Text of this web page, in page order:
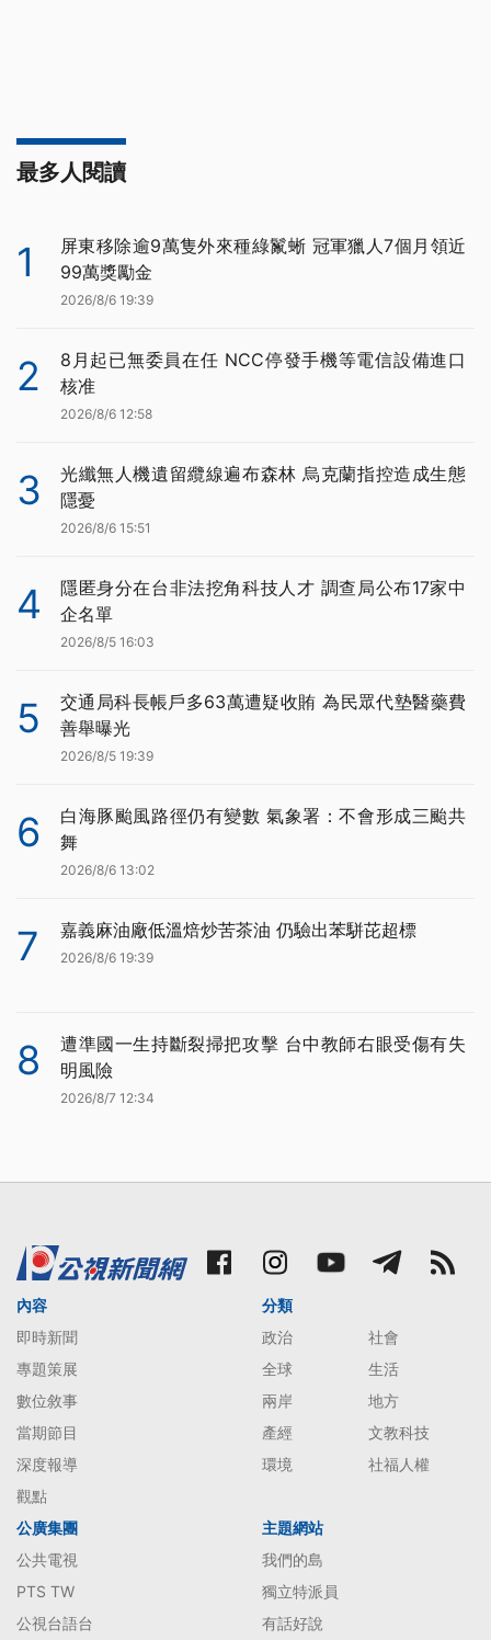
最多人閱讀
1
屏東移除逾9萬隻外來種綠鬣蜥 冠軍獵人7個月領近
99萬獎勵金
2026/8/6 19:39
2
8月起已無委員在任 NCC停發手機等電信設備進口
核准
2026/8/6 12:58
3
光纖無人機遺留纜線遍布森林 烏克蘭指控造成生態
隱憂
2026/8/6 15:51
4
隱匿身分在台非法挖角科技人才 調查局公布17家中
企名單
2026/8/5 16:03
5
交通局科長帳戶多63萬遭疑收賄 為民眾代墊醫藥費
善舉曝光
2026/8/5 19:39
6
白海豚颱風路徑仍有變數 氣象署：不會形成三颱共
舞
2026/8/6 13:02
7 嘉義麻油廠低溫焙炒苦茶油 仍驗出苯駢芘超標
2026/8/6 19:39
8
遭準國一生持斷裂掃把攻擊 台中教師右眼受傷有失
明風險
2026/8/7 12:34
內容
即時新聞
專題策展
數位敘事
當期節目
深度報導
觀點
分類
政治
社會
全球
生活
兩岸
地方
產經
文教科技
環境
社福人權
公廣集團
公共電視
PTS TW
公視台語台
主題網站
我們的島
獨立特派員
有話好說